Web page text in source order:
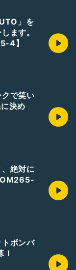
」を
ます。
4】
クで笑い
決め
、絶対に
トボンバ